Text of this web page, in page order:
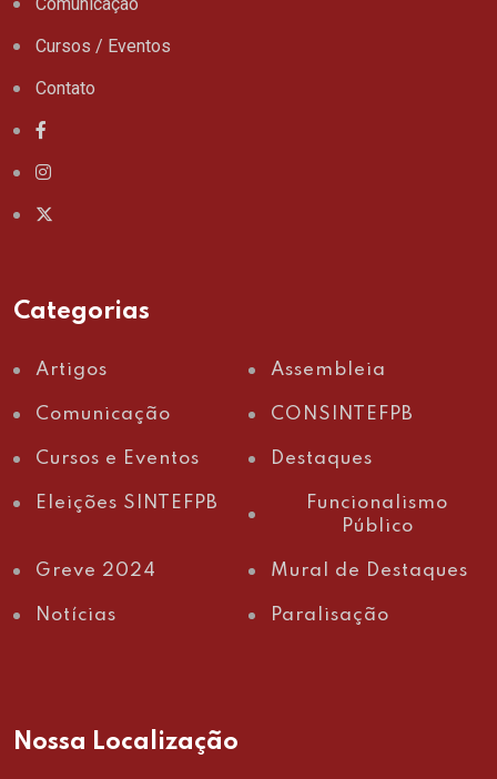
Cursos / Eventos
Contato
Categorias
Artigos Assembleia
Comunicação CONSINTEFPB
Cursos e Eventos Destaques
Eleições SINTEFPB
Funcionalismo
Público
Greve 2024 Mural de Destaques
Notícias Paralisação
Nossa Localização